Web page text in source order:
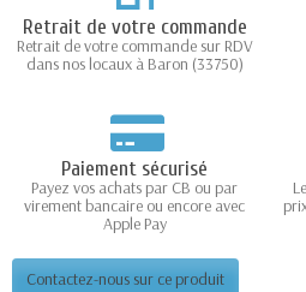
Retrait de votre commande
Retrait de votre commande sur RDV
dans nos locaux à Baron (33750)
Paiement sécurisé
Payez vos achats par CB ou par
virement bancaire ou encore avec
Apple Pay
Contactez-nous sur ce produit